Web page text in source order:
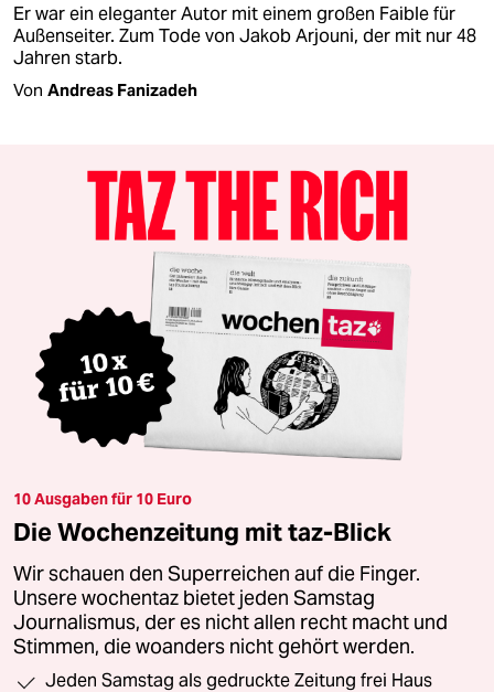
Er war ein eleganter Autor mit einem großen Faible für
Außenseiter. Zum Tode von Jakob Arjouni, der mit nur 48
Jahren starb.
Von Andreas Fanizadeh
10 Ausgaben für 10 Euro
Die Wochenzeitung mit taz-Blick
Wir schauen den Superreichen auf die Finger.
Unsere wochentaz bietet jeden Samstag
Journalismus, der es nicht allen recht macht und
Stimmen, die woanders nicht gehört werden.
Jeden Samstag als gedruckte Zeitung frei Haus